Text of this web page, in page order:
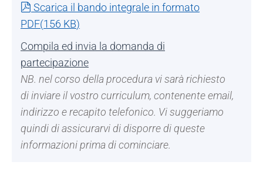
pdf
Scarica il bando integrale in formato
PDF(156 KB)
Compila ed invia la domanda di
partecipazione
NB. nel corso della procedura vi sarà richiesto
di inviare il vostro curriculum, contenente email,
indirizzo e recapito telefonico. Vi suggeriamo
quindi di assicurarvi di disporre di queste
informazioni prima di cominciare.